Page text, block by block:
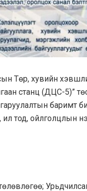
Төр, хувийн
станц (ДЦС-5)”
баримт
тод, ойлголцлын